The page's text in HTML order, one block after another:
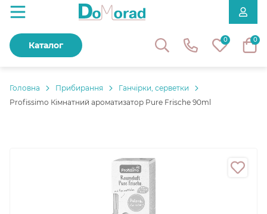
0 0
Каталог
Головнa Прибирання
Ганчірки, серветки
Profissimo Кімнатний ароматизатор Pure Frische 90ml